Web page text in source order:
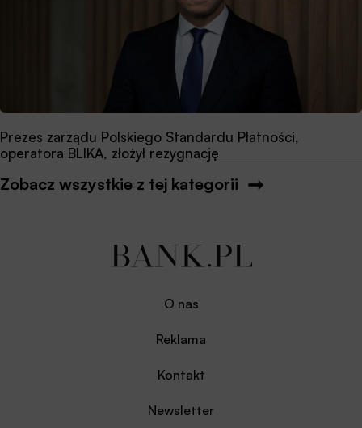
Prezes zarządu Polskiego Standardu Płatności,
operatora BLIKA, złożył rezygnację
Zobacz wszystkie z tej kategorii
O nas
Reklama
Kontakt
Newsletter